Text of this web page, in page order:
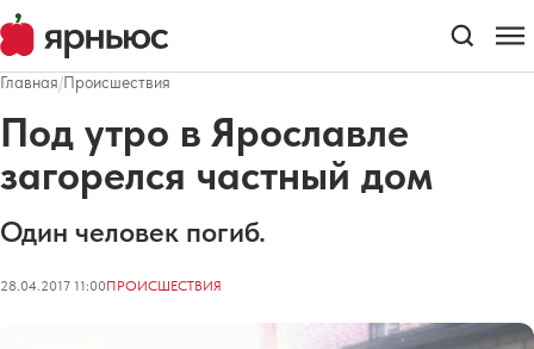
Главная/Происшествия
Под утро в Ярославле
загорелся частный дом
Один человек погиб.
28.04.2017 11:00ПРОИСШЕСТВИЯ